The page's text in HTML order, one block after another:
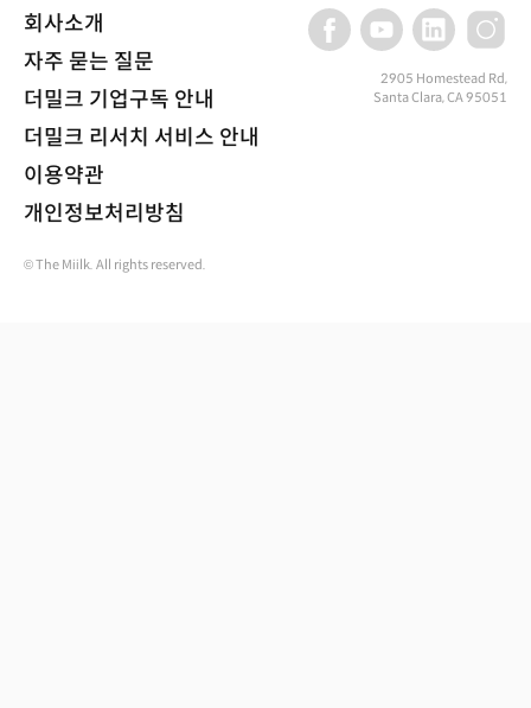
회사소개
자주 묻는 질문
더밀크 기업구독 안내
더밀크 리서치 서비스 안내
이용약관
개인정보처리방침
2905 Homestead Rd,
Santa Clara, CA 95051
© The Miilk. All rights reserved.